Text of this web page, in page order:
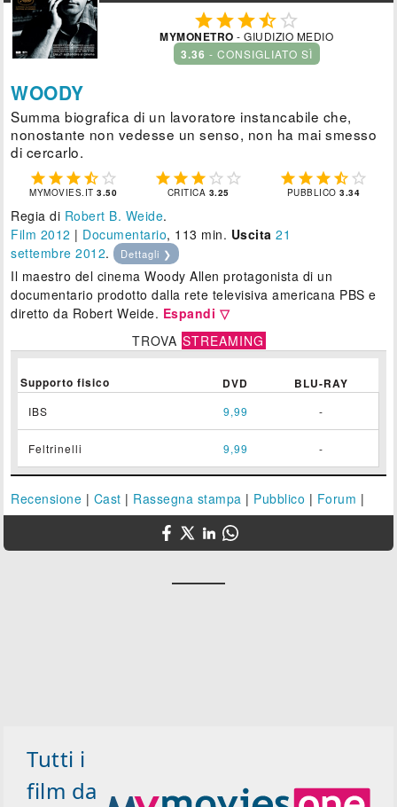
 
MYMONETRO - GIUDIZIO MEDIO
3.36 - CONSIGLIATO SÌ
WOODY
Summa biografica di un lavoratore instancabile che,
nonostante non vedesse un senso, non ha mai smesso
di cercarlo.
    
MYMOVIES.IT3.50
    
CRITICA 3.25
    
PUBBLICO3.34
Regia di Robert B. Weide.
Film 2012 | Documentario, 113 min. Uscita 21
settembre 2012. Dettagli ❯
Il maestro del cinema Woody Allen protagonista di un
documentario prodotto dalla rete televisiva americana PBS e
diretto da Robert Weide. Espandi ▽
TROVA STREAMING
Supporto fisico DVD BLU-RAY
IBS 9,99 -
Feltrinelli 9,99 -
Recensione | Cast | Rassegna stampa | Pubblico | Forum |
Tutti i
film da